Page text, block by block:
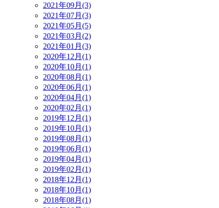
2021年09月(3)
2021年07月(3)
2021年05月(5)
2021年03月(2)
2021年01月(3)
2020年12月(1)
2020年10月(1)
2020年08月(1)
2020年06月(1)
2020年04月(1)
2020年02月(1)
2019年12月(1)
2019年10月(1)
2019年08月(1)
2019年06月(1)
2019年04月(1)
2019年02月(1)
2018年12月(1)
2018年10月(1)
2018年08月(1)